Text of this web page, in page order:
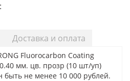
Доставка и оплата
Fluorocarbon Coating
мм. цв. прозр (10 шт/уп)
не менее 10 000 рублей.